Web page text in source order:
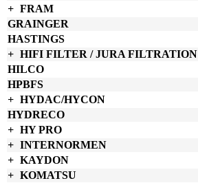
FRAM
GRAINGER
HASTINGS
HIFI FILTER / JURA FILTRATION
HILCO
HPBFS
HYDAC/HYCON
HYDRECO
HY PRO
INTERNORMEN
KAYDON
KOMATSU